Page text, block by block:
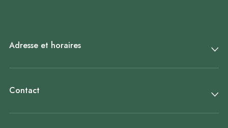
Adresse et horaires
Contact